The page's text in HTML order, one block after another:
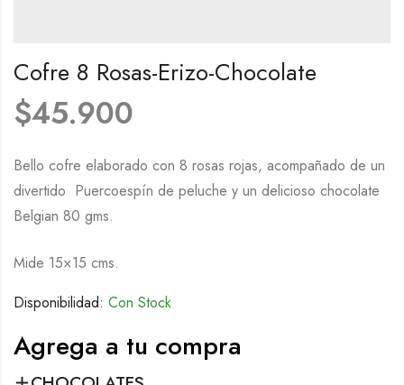
Cofre 8 Rosas-Erizo-Chocolate
$45.900
Bello cofre elaborado con 8 rosas rojas, acompañado de un
divertido Puercoespín de peluche y un delicioso chocolate
Belgian 80 gms.
Mide 15×15 cms.
Disponibilidad: Con Stock
Agrega a tu compra